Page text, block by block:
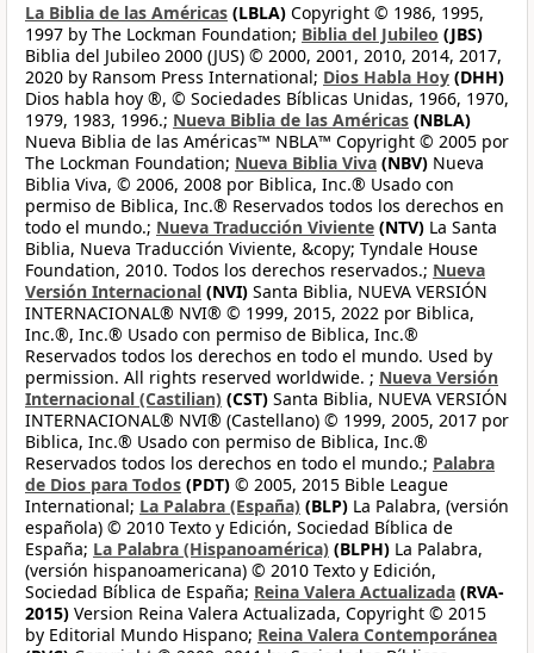
La Biblia de las Américas (LBLA) Copyright © 1986, 1995,
1997 by The Lockman Foundation; Biblia del Jubileo (JBS)
Biblia del Jubileo 2000 (JUS) © 2000, 2001, 2010, 2014, 2017,
2020 by Ransom Press International; Dios Habla Hoy (DHH)
Dios habla hoy ®, © Sociedades Bíblicas Unidas, 1966, 1970,
1979, 1983, 1996.; Nueva Biblia de las Américas (NBLA)
Nueva Biblia de las Américas™ NBLA™ Copyright © 2005 por
The Lockman Foundation; Nueva Biblia Viva (NBV) Nueva
Biblia Viva, © 2006, 2008 por Biblica, Inc.® Usado con
permiso de Biblica, Inc.® Reservados todos los derechos en
todo el mundo.; Nueva Traducción Viviente (NTV) La Santa
Biblia, Nueva Traducción Viviente, &copy; Tyndale House
Foundation, 2010. Todos los derechos reservados.; Nueva
Versión Internacional (NVI) Santa Biblia, NUEVA VERSIÓN
INTERNACIONAL® NVI® © 1999, 2015, 2022 por Biblica,
Inc.®, Inc.® Usado con permiso de Biblica, Inc.®
Reservados todos los derechos en todo el mundo. Used by
permission. All rights reserved worldwide. ; Nueva Versión
Internacional (Castilian) (CST) Santa Biblia, NUEVA VERSIÓN
INTERNACIONAL® NVI® (Castellano) © 1999, 2005, 2017 por
Biblica, Inc.® Usado con permiso de Biblica, Inc.®
Reservados todos los derechos en todo el mundo.; Palabra
de Dios para Todos (PDT) © 2005, 2015 Bible League
International; La Palabra (España) (BLP) La Palabra, (versión
española) © 2010 Texto y Edición, Sociedad Bíblica de
España; La Palabra (Hispanoamérica) (BLPH) La Palabra,
(versión hispanoamericana) © 2010 Texto y Edición,
Sociedad Bíblica de España; Reina Valera Actualizada (RVA-
2015) Version Reina Valera Actualizada, Copyright © 2015
by Editorial Mundo Hispano; Reina Valera Contemporánea